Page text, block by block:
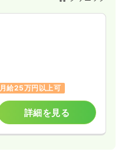
詳細を見る
月給25万円以上可
詳細を見る